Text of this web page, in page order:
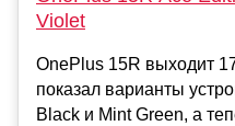
Violet
OnePlus 15R выходит
показал варианты
Black и Mint Green, а